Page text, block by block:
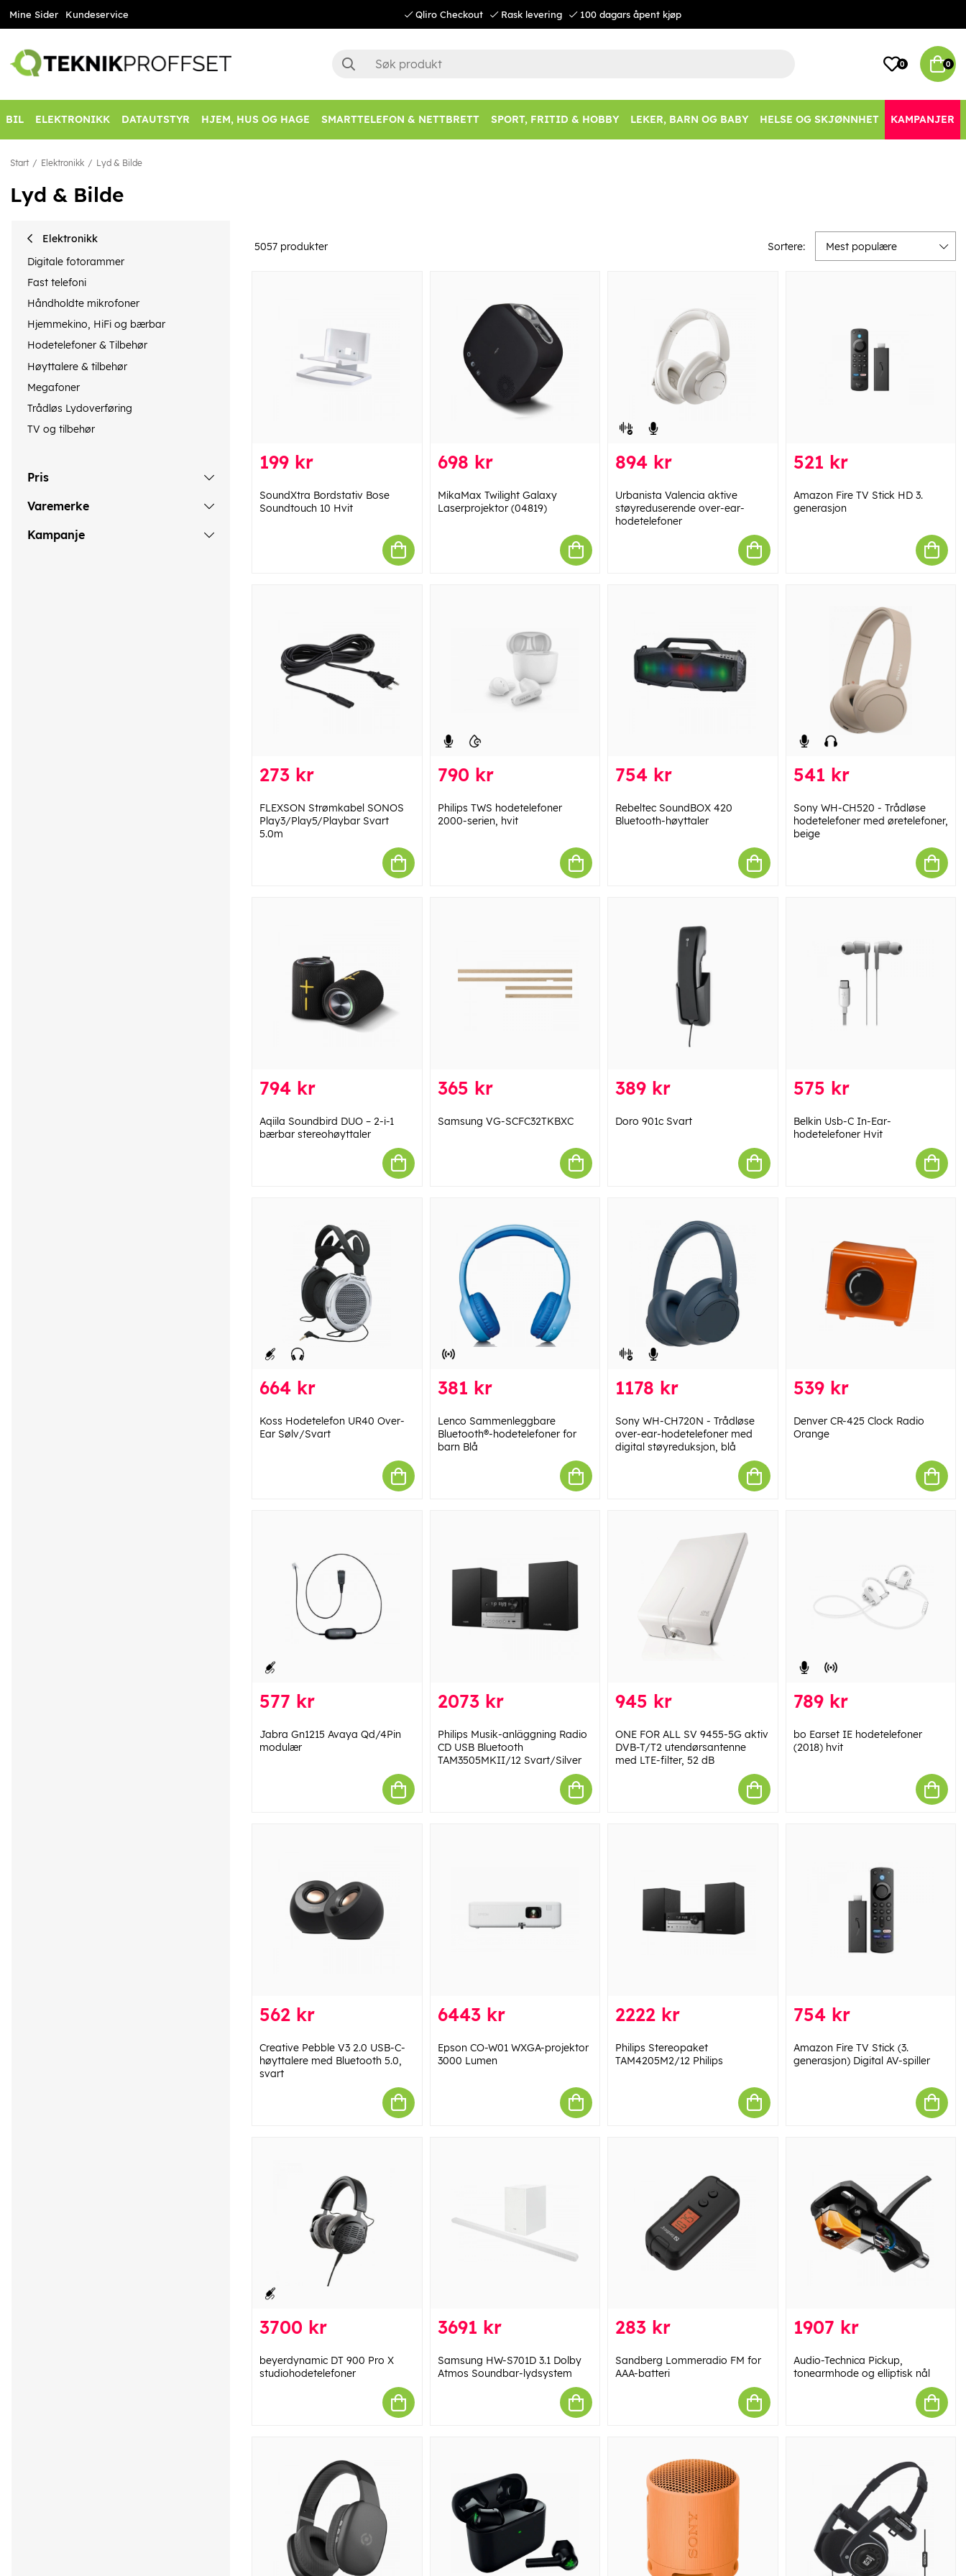
Mine Sider Kundeservice Qliro Checkout Rask levering 100 dagars åpent kjøp
0 0
BIL ELEKTRONIKK DATAUTSTYR HJEM, HUS OG HAGE SMARTTELEFON & NETTBRETT SPORT, FRITID & HOBBY LEKER, BARN OG BABY HELSE OG SKJØNNHET KAMPANJER
Start Elektronikk Lyd & Bilde
Lyd & Bilde
Elektronikk
Digitale fotorammer
Fast telefoni
Håndholdte mikrofoner
Hjemmekino, HiFi og bærbar
Hodetelefoner & Tilbehør
Høyttalere & tilbehør
Megafoner
Trådløs Lydoverføring
TV og tilbehør
Pris
Varemerke
Kampanje
5057 produkter Sortere: Mest populære
199 kr
SoundXtra Bordstativ Bose
Soundtouch 10 Hvit
698 kr
MikaMax Twilight Galaxy
Laserprojektor (04819)
894 kr
Urbanista Valencia aktive
støyreduserende over-ear-
hodetelefoner
521 kr
Amazon Fire TV Stick HD 3.
generasjon
273 kr
FLEXSON Strømkabel SONOS
Play3/Play5/Playbar Svart
5.0m
790 kr
Philips TWS hodetelefoner
2000-serien, hvit
754 kr
Rebeltec SoundBOX 420
Bluetooth-høyttaler
541 kr
Sony WH-CH520 - Trådløse
hodetelefoner med øretelefoner,
beige
794 kr
Aqiila Soundbird DUO – 2-i-1
bærbar stereohøyttaler
365 kr
Samsung VG-SCFC32TKBXC
389 kr
Doro 901c Svart
575 kr
Belkin Usb-C In-Ear-
hodetelefoner Hvit
664 kr
Koss Hodetelefon UR40 Over-
Ear Sølv/Svart
381 kr
Lenco Sammenleggbare
Bluetooth®-hodetelefoner for
barn Blå
1178 kr
Sony WH-CH720N - Trådløse
over-ear-hodetelefoner med
digital støyreduksjon, blå
539 kr
Denver CR-425 Clock Radio
Orange
577 kr
Jabra Gn1215 Avaya Qd/4Pin
modulær
2073 kr
Philips Musik-anläggning Radio
CD USB Bluetooth
TAM3505MKII/12 Svart/Silver
945 kr
ONE FOR ALL SV 9455-5G aktiv
DVB-T/T2 utendørsantenne
med LTE-filter, 52 dB
789 kr
bo Earset IE hodetelefoner
(2018) hvit
562 kr
Creative Pebble V3 2.0 USB-C-
høyttalere med Bluetooth 5.0,
svart
6443 kr
Epson CO-W01 WXGA-projektor
3000 Lumen
2222 kr
Philips Stereopaket
TAM4205M2/12 Philips
754 kr
Amazon Fire TV Stick (3.
generasjon) Digital AV-spiller
3700 kr
beyerdynamic DT 900 Pro X
studiohodetelefoner
3691 kr
Samsung HW-S701D 3.1 Dolby
Atmos Soundbar-lydsystem
283 kr
Sandberg Lommeradio FM for
AAA-batteri
1907 kr
Audio-Technica Pickup,
tonearmhode og elliptisk nål